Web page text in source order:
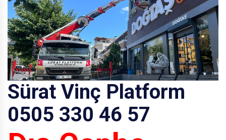
Sürat Vinç Platform
0505 330 46 57